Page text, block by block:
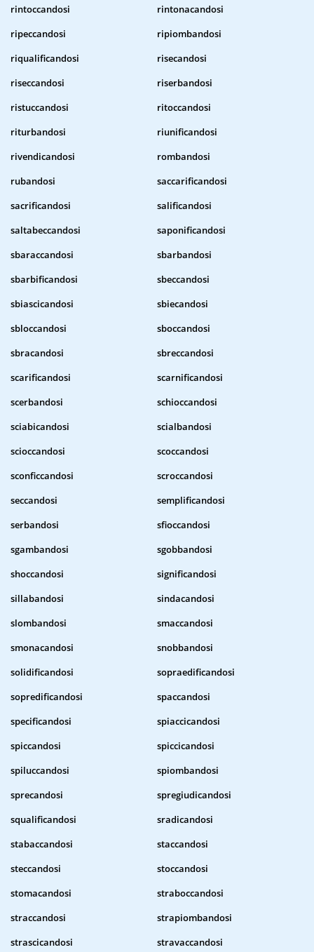
rintoccandosi
rintonacandosi
ripeccandosi
ripiombandosi
riqualificandosi
risecandosi
riseccandosi
riserbandosi
ristuccandosi
ritoccandosi
riturbandosi
riunificandosi
rivendicandosi
rombandosi
rubandosi
saccarificandosi
sacrificandosi
salificandosi
saltabeccandosi
saponificandosi
sbaraccandosi
sbarbandosi
sbarbificandosi
sbeccandosi
sbiascicandosi
sbiecandosi
sbloccandosi
sboccandosi
sbracandosi
sbreccandosi
scarificandosi
scarnificandosi
scerbandosi
schioccandosi
sciabicandosi
scialbandosi
scioccandosi
scoccandosi
sconficcandosi
scroccandosi
seccandosi
semplificandosi
serbandosi
sfioccandosi
sgambandosi
sgobbandosi
shoccandosi
significandosi
sillabandosi
sindacandosi
slombandosi
smaccandosi
smonacandosi
snobbandosi
solidificandosi
sopraedificandosi
sopredificandosi
spaccandosi
specificandosi
spiaccicandosi
spiccandosi
spiccicandosi
spiluccandosi
spiombandosi
sprecandosi
spregiudicandosi
squalificandosi
sradicandosi
stabaccandosi
staccandosi
steccandosi
stoccandosi
stomacandosi
straboccandosi
straccandosi
strapiombandosi
strascicandosi
stravaccandosi